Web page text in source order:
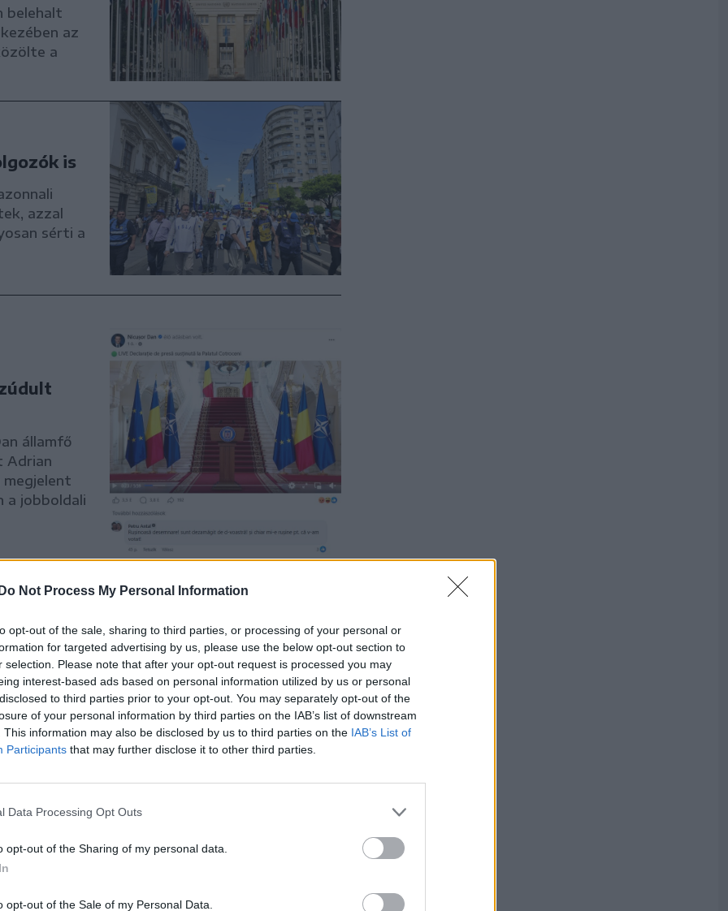
Do Not Process My Personal Information
opt-out of the sale, sharing to third parties, or processing of your personal or
for targeted advertising by us, please use the below opt-out section to
selection. Please note that after your opt-out request is processed you may
interest-based ads based on personal information utilized by us or personal
to third parties prior to your opt-out. You may separately opt-out of the
of your personal information by third parties on the IAB’s list of downstream
This information may also be disclosed by us to third parties on the IAB’s List of
Participants that may further disclose it to other third parties.
Data Processing Opt Outs
opt-out of the Sharing of my personal data.
opt-out of the Sale of my Personal Data.
belehalt
az
a
is
azzal
sérti a
államfő
Adrian
a jobboldali
szövetség
és más